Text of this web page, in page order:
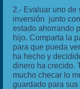
2.- Evaluar uno de
inversión junto
estado ahorrando
hijo. Comparta la
para que pueda
ha hecho y
dinero ha crecido.
mucho checar lo
guardado para